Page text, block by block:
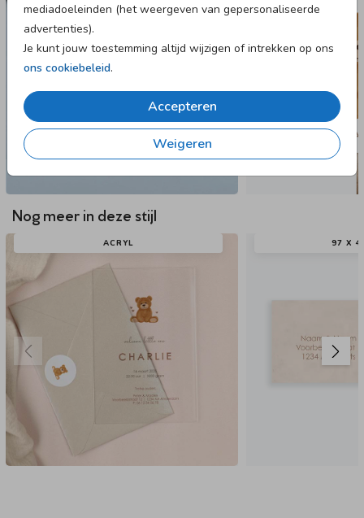
mediadoeleinden (het weergeven van gepersonaliseerde
advertenties).
Je kunt jouw toestemming altijd wijzigen of intrekken op ons
ons cookiebeleid.
Accepteren
Weigeren
Nog meer in deze stijl
ACRYL 97 X